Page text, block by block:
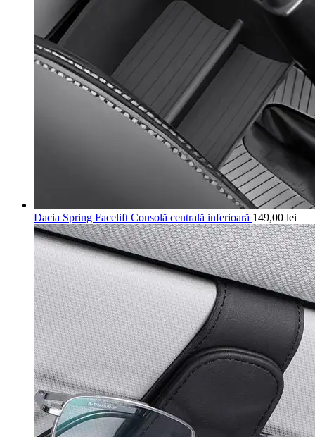
Dacia Spring Facelift Consolă centrală inferioară 149,00 lei